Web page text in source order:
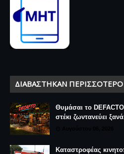
ΔΙΑΒΆΣΤΗΚΑΝ ΠΕΡΙΣΣΌΤΕΡΟ
Θυμάσαι το
στέκι ζωντανεύει ξανά
Καταστροφέας